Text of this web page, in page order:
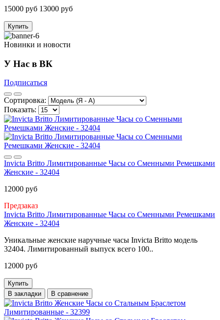
15000 руб 13000 руб
Купить
Новинки и новости
У Нас в ВК
Подписаться
Сортировка:
Показать:
Invicta Britto Лимитированные Часы со Сменными Ремешками
Женские - 32404
12000 руб
Предзаказ
Invicta Britto Лимитированные Часы со Сменными Ремешками
Женские - 32404
Уникальные женские наручные часы Invicta Britto модель
32404. Лимитированный выпуск всего 100..
12000 руб
Купить
В закладки
В сравнение